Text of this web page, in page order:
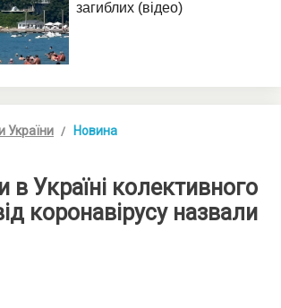
України Новина
в Україні колективного
коронавірусу назвали